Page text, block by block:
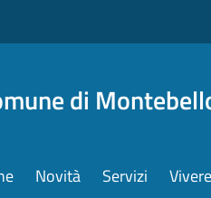
di
Novità Servizi